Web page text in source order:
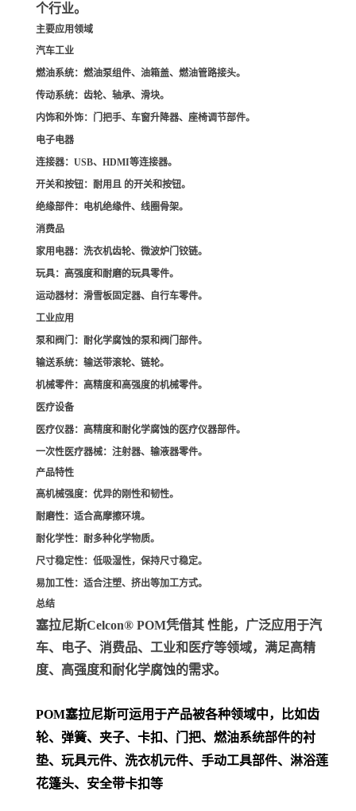
个行业。
主要应用领域
汽车工业
燃油系统：燃油泵组件、油箱盖、燃油管路接头。
传动系统：齿轮、轴承、滑块。
内饰和外饰：门把手、车窗升降器、座椅调节部件。
电子电器
连接器：USB、HDMI等连接器。
开关和按钮：耐用且 的开关和按钮。
绝缘部件：电机绝缘件、线圈骨架。
消费品
家用电器：洗衣机齿轮、微波炉门铰链。
玩具：高强度和耐磨的玩具零件。
运动器材：滑雪板固定器、自行车零件。
工业应用
泵和阀门 ：耐化学腐蚀的泵和阀门部件。
输送系统：输送带滚轮、链轮。
机械零件：高精度和高强度的机械零件。
医疗设备
医疗仪器：高精度和耐化学腐蚀的医疗仪器部件。
一次性医疗器械：注射器、输液器零件。
产品特性
高机械强度：优异的刚性和韧性。
耐磨性：适合高摩擦环境。
耐化学性：耐多种化学物质。
尺寸稳定性：低吸湿性，保持尺寸稳定。
易加工性：适合注塑、挤出等加工方式。
总结
塞拉尼斯Celcon® POM凭借其 性能，广泛应用于汽
车、电子、消费品、工业和医疗等领域，满足高精
度、高强度和耐化学腐蚀的需求。
POM塞拉尼斯可运用于产品被各种领域中，比如齿
轮、弹簧、夹子、卡扣、门把、 燃油系统部件的衬
垫、玩具元件、洗衣机元件、手动工具部件、淋浴莲
花篷头、安全带卡扣等